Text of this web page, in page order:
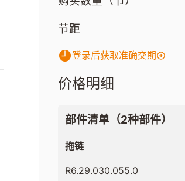
节距
登录后获取准确交期
价格明细
部件清单（2种部件）
拖链
R6.29.030.055.0